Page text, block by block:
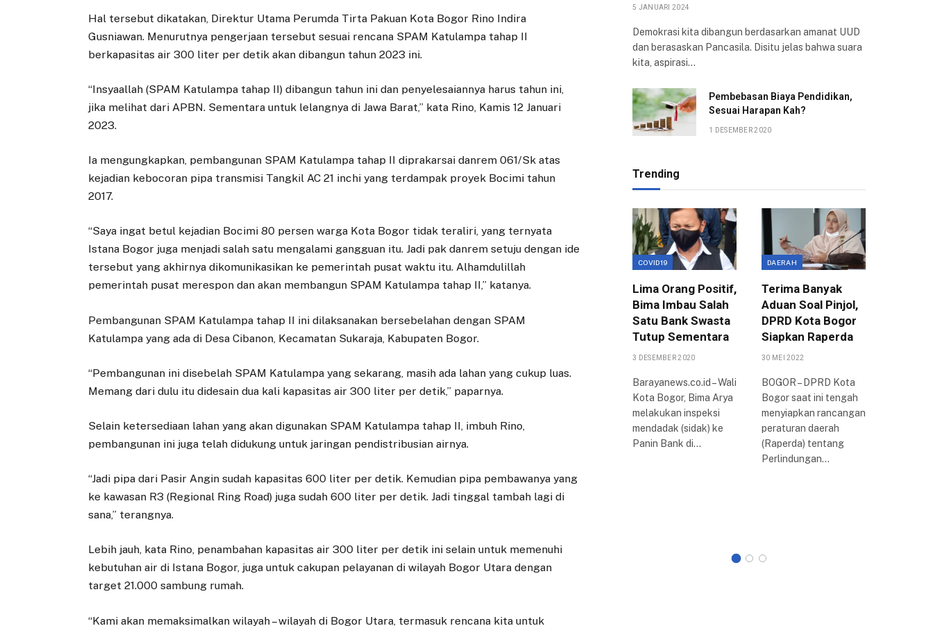
Hal tersebut dikatakan, Direktur Utama Perumda Tirta Pakuan Kota Bogor Rino Indira
Gusniawan. Menurutnya pengerjaan tersebut sesuai rencana SPAM Katulampa tahap II
berkapasitas air 300 liter per detik akan dibangun tahun 2023 ini.
“Insyaallah (SPAM Katulampa tahap II) dibangun tahun ini dan penyelesaiannya harus tahun ini,
jika melihat dari APBN. Sementara untuk lelangnya di Jawa Barat,” kata Rino, Kamis 12 Januari
2023.
Ia mengungkapkan, pembangunan SPAM Katulampa tahap II diprakarsai danrem 061/Sk atas
kejadian kebocoran pipa transmisi Tangkil AC 21 inchi yang terdampak proyek Bocimi tahun
2017.
“Saya ingat betul kejadian Bocimi 80 persen warga Kota Bogor tidak teraliri, yang ternyata
Istana Bogor juga menjadi salah satu mengalami gangguan itu. Jadi pak danrem setuju dengan ide
tersebut yang akhirnya dikomunikasikan ke pemerintah pusat waktu itu. Alhamdulillah
pemerintah pusat merespon dan akan membangun SPAM Katulampa tahap II,” katanya.
Pembangunan SPAM Katulampa tahap II ini dilaksanakan bersebelahan dengan SPAM
Katulampa yang ada di Desa Cibanon, Kecamatan Sukaraja, Kabupaten Bogor.
“Pembangunan ini disebelah SPAM Katulampa yang sekarang, masih ada lahan yang cukup luas.
Memang dari dulu itu didesain dua kali kapasitas air 300 liter per detik,” paparnya.
Selain ketersediaan lahan yang akan digunakan SPAM Katulampa tahap II, imbuh Rino,
pembangunan ini juga telah didukung untuk jaringan pendistribusian airnya.
“Jadi pipa dari Pasir Angin sudah kapasitas 600 liter per detik. Kemudian pipa pembawanya yang
ke kawasan R3 (Regional Ring Road) juga sudah 600 liter per detik. Jadi tinggal tambah lagi di
sana,” terangnya.
Lebih jauh, kata Rino, penambahan kapasitas air 300 liter per detik ini selain untuk memenuhi
kebutuhan air di Istana Bogor, juga untuk cakupan pelayanan di wilayah Bogor Utara dengan
target 21.000 sambung rumah.
“Kami akan memaksimalkan wilayah – wilayah di Bogor Utara, termasuk rencana kita untuk
5 JANUARI 2024
Demokrasi kita dibangun berdasarkan amanat UUD
dan berasaskan Pancasila. Disitu jelas bahwa suara
kita, aspirasi…
Pembebasan Biaya Pendidikan,
Sesuai Harapan Kah?
1 DESEMBER 2020
Trending
ANTI KORUPSI
Wujudkan Dunia
Pelaku Usaha Kota
Bogor Ikuti Bimtek
100 pelaku usaha di
kegiatan Bimbingan
Teknis (Bimtek)
EKONOMI
Dedie Rachim
Paviliun BSI
Kenyamanan
BOGOR – Wali Kota
kehadiran Gedung
Paviliun Bank Syariah
COVID19
Lima Orang Positif,
Bima Imbau Salah
Satu Bank Swasta
Tutup Sementara
3 DESEMBER 2020
Barayanews.co.id – Wali
Kota Bogor, Bima Arya
melakukan inspeksi
mendadak (sidak) ke
Panin Bank di…
DAERAH
Terima Banyak
Aduan Soal Pinjol,
DPRD Kota Bogor
Siapkan Raperda
30 MEI 2022
BOGOR – DPRD Kota
Bogor saat ini tengah
menyiapkan rancangan
peraturan daerah
(Raperda) tentang
Perlindungan…